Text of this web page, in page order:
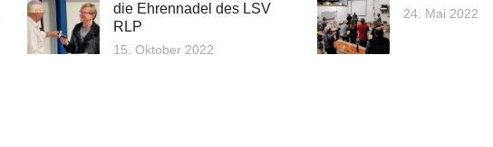
die Ehrennadel des LSV
RLP
15. Oktober 2022
24. Mai 2022